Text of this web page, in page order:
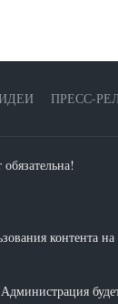
ПРЕСС-
контента